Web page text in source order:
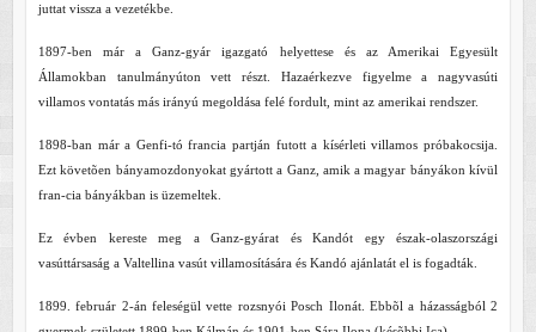
juttat vissza a vezetékbe.
1897-ben már a Ganz-gyár igazgató helyettese és az Amerikai Egyesült
Államokban tanulmányúton vett részt. Hazaérkezve figyelme a nagyvasúti
villamos vontatás más irányú megoldása felé fordult, mint az amerikai rendszer.
1898-ban már a Genfi-tó francia partján futott a kísérleti villamos próbakocsija.
Ezt követõen bányamozdonyokat gyártott a Ganz, amik a magyar bányákon kívül
fran-cia bányákban is üzemeltek.
Ez évben kereste meg a Ganz-gyárat és Kandót egy észak-olaszországi
vasúttársaság a Valtellina vasút villamosítására és Kandó ajánlatát el is fogadták.
1899. február 2-án feleségül vette rozsnyói Posch Ilonát. Ebbõl a házasságból 2